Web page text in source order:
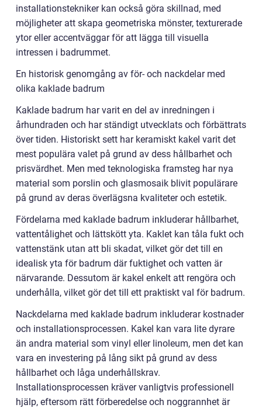
installationstekniker kan också göra skillnad, med
möjligheter att skapa geometriska mönster, texturerade
ytor eller accentväggar för att lägga till visuella
intressen i badrummet.
En historisk genomgång av för- och nackdelar med
olika kaklade badrum
Kaklade badrum har varit en del av inredningen i
århundraden och har ständigt utvecklats och förbättrats
över tiden. Historiskt sett har keramiskt kakel varit det
mest populära valet på grund av dess hållbarhet och
prisvärdhet. Men med teknologiska framsteg har nya
material som porslin och glasmosaik blivit populärare
på grund av deras överlägsna kvaliteter och estetik.
Fördelarna med kaklade badrum inkluderar hållbarhet,
vattentålighet och lättskött yta. Kaklet kan tåla fukt och
vattenstänk utan att bli skadat, vilket gör det till en
idealisk yta för badrum där fuktighet och vatten är
närvarande. Dessutom är kakel enkelt att rengöra och
underhålla, vilket gör det till ett praktiskt val för badrum.
Nackdelarna med kaklade badrum inkluderar kostnader
och installationsprocessen. Kakel kan vara lite dyrare
än andra material som vinyl eller linoleum, men det kan
vara en investering på lång sikt på grund av dess
hållbarhet och låga underhållskrav.
Installationsprocessen kräver vanligtvis professionell
hjälp, eftersom rätt förberedelse och noggrannhet är